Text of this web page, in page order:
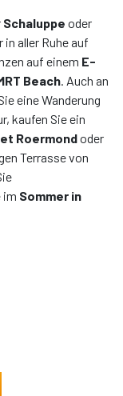
Schaluppe oder
in aller Ruhe auf
auf einem E-
Beach. Auch an
eine Wanderung
kaufen Sie ein
Roermondoder
Terrasse von
im Sommer in